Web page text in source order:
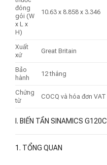
đóng
gói (W
x L x
H)
10.63 x 8.858 x 3.346
Xuất
xứ
Great Britain
Bảo
hành
12 tháng
Chứng
từ
COCQ và hóa đơn VAT
I. BIẾN TẦN SINAMICS G120C
1. TỔNG QUAN